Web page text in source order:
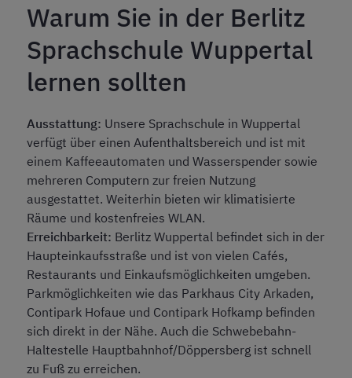
Warum Sie in der Berlitz
Sprachschule Wuppertal
lernen sollten
Ausstattung: Unsere Sprachschule in Wuppertal
verfügt über einen Aufenthaltsbereich und ist mit
einem Kaffeeautomaten und Wasserspender sowie
mehreren Computern zur freien Nutzung
ausgestattet. Weiterhin bieten wir klimatisierte
Räume und kostenfreies WLAN.
Erreichbarkeit: Berlitz Wuppertal befindet sich in der
Haupteinkaufsstraße und ist von vielen Cafés,
Restaurants und Einkaufsmöglichkeiten umgeben.
Parkmöglichkeiten wie das Parkhaus City Arkaden,
Contipark Hofaue und Contipark Hofkamp befinden
sich direkt in der Nähe. Auch die Schwebebahn-
Haltestelle Hauptbahnhof/Döppersberg ist schnell
zu Fuß zu erreichen.